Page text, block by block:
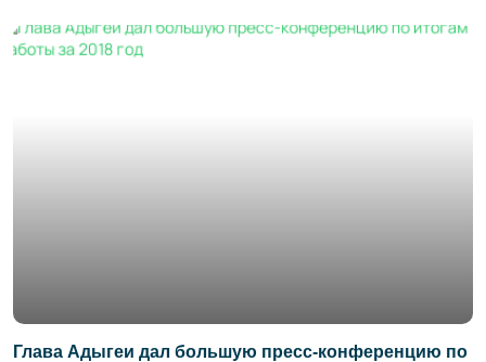
Глава Адыгеи дал большую пресс-конференцию по